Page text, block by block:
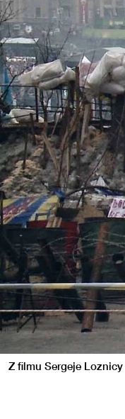
Z filmu Sergeje Loznicy